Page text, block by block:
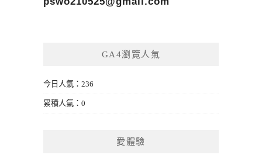
GA4瀏覽人氣
今日人氣：236
累積人氣：0
愛體驗